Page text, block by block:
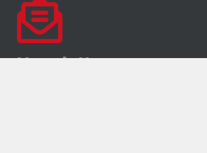
Newsletter